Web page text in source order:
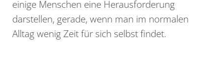
einige Menschen eine Herausforderung
darstellen, gerade, wenn man im normalen
Alltag wenig Zeit für sich selbst findet.